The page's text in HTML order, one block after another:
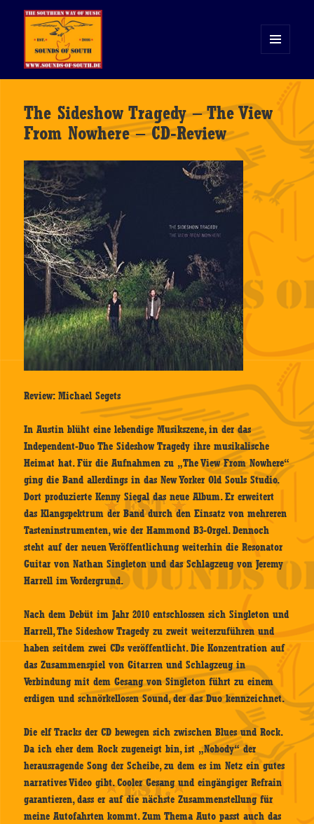
WIDGETS
The Sideshow Tragedy – The View
From Nowhere – CD-Review
Review: Michael Segets
In Austin blüht eine lebendige Musikszene, in der das
Independent-Duo The Sideshow Tragedy ihre musikalische
Heimat hat. Für die Aufnahmen zu „The View From Nowhere“
ging die Band allerdings in das New Yorker Old Souls Studio.
Dort produzierte Kenny Siegal das neue Album. Er erweitert
das Klangspektrum der Band durch den Einsatz von mehreren
Tasteninstrumenten, wie der Hammond B3-Orgel. Dennoch
steht auf der neuen Veröffentlichung weiterhin die Resonator
Guitar von Nathan Singleton und das Schlagzeug von Jeremy
Harrell im Vordergrund.
Nach dem Debüt im Jahr 2010 entschlossen sich Singleton und
Harrell, The Sideshow Tragedy zu zweit weiterzuführen und
haben seitdem zwei CDs veröffentlicht. Die Konzentration auf
das Zusammenspiel von Gitarren und Schlagzeug in
Verbindung mit dem Gesang von Singleton führt zu einem
erdigen und schnörkellosen Sound, der das Duo kennzeichnet.
Die elf Tracks der CD bewegen sich zwischen Blues und Rock.
Da ich eher dem Rock zugeneigt bin, ist „Nobody“ der
herausragende Song der Scheibe, zu dem es im Netz ein gutes
narratives Video gibt. Cooler Gesang und eingängiger Refrain
garantieren, dass er auf die nächste Zusammenstellung für
meine Autofahrten kommt. Zum Thema Auto passt auch das